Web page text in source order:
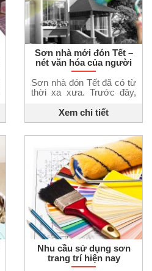
Sơn nhà mới đón Tết –
nét văn hóa của người
Việt đã có từ ngàn xưa
Sơn nhà đón Tết đã có từ
thời xa xưa. Trước đây,
liệu chưa phát triển thì
người ta thường dùng vôi,
không gian. Truyền thống
này vẫn được duy trì và
phát triển cho đến tận bây
giờ. Sơn nhà đón tết nét
[…]
Xem chi tiết
Nhu cầu sử dụng sơn
trang trí hiện nay